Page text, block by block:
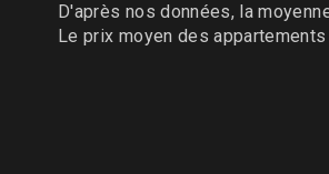
D'après nos données, la
Le prix moyen des